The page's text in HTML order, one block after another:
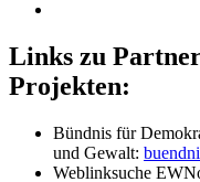
Links zu
Projekten:
Bündnis für
und Gewalt:
Weblinksuche